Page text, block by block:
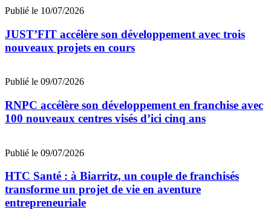
Publié le 10/07/2026
JUST’FIT accélère son développement avec trois
nouveaux projets en cours
Publié le 09/07/2026
RNPC accélère son développement en franchise avec
100 nouveaux centres visés d’ici cinq ans
Publié le 09/07/2026
HTC Santé : à Biarritz, un couple de franchisés
transforme un projet de vie en aventure
entrepreneuriale